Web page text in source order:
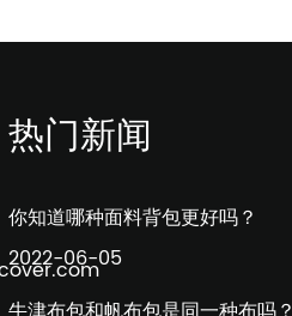
热门新闻
你知道哪种面料背包更好吗？
2022-06-05